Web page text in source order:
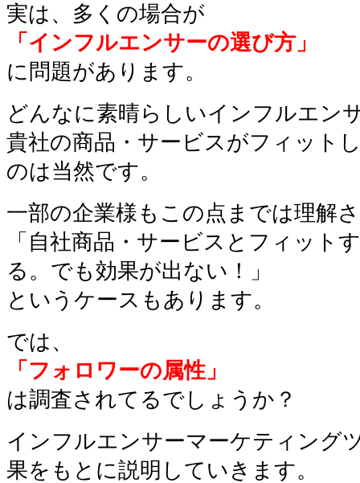
実は、多くの場合が
「インフルエンサーの選び方」
に問題があります。
どんなに素晴らしいインフルエン
貴社の商品・サービスがフィット
のは当然です。
一部の企業様もこの点までは理解
「自社商品・サービスとフィット
る。でも効果が出ない！」
というケースもあります。
では、
「フォロワーの属性」
は調査されてるでしょうか？
インフルエンサーマーケティング
果をもとに説明していきます。